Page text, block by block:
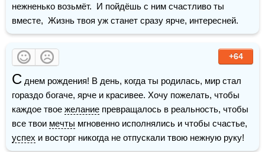
нежненько возьмёт.  И пойдёшь с ним счастливо ты
вместе,  Жизнь твоя уж станет сразу ярче, интересней.
+64
С днем рождения! В день, когда ты родилась, мир стал
гораздо богаче, ярче и красивее. Хочу пожелать, чтобы
каждое твое желание превращалось в реальность, чтобы
все твои мечты
успех и восторг никогда не отпускали твою нежную руку!